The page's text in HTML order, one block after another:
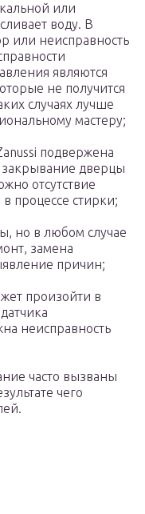
или
воду. В
или неисправность
являются
не получится
случаях лучше
мастеру;
подвержена
закрывание дверцы
отсутствие
процессе стирки;
но в любом случае
замена
причин;
произойти в
неисправность
часто вызваны
чего